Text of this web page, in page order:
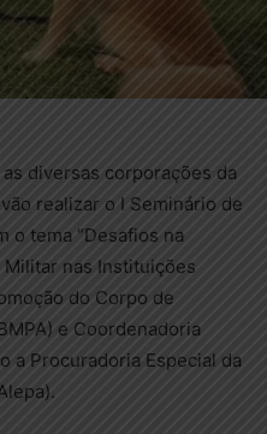
diversas corporações da
realizar o I Seminário de
o tema “Desafios na
nas Instituições
do Corpo de
e Coordenadoria
a Procuradoria Especial da